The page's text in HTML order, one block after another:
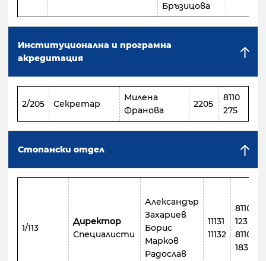
Бръзицова
Институционална и програмна
акредитация
2/205 Секретар
Милена
Франова
2205
8110
275
Стопански отдел
1/113
Директор
Специалисти
Александър
Захариев
Борис
Марков
Радослав
11131
11132
8110
123
8110
183